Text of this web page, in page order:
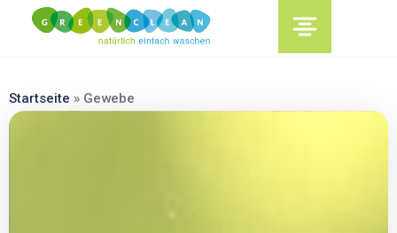
content
Startseite » Gewebe